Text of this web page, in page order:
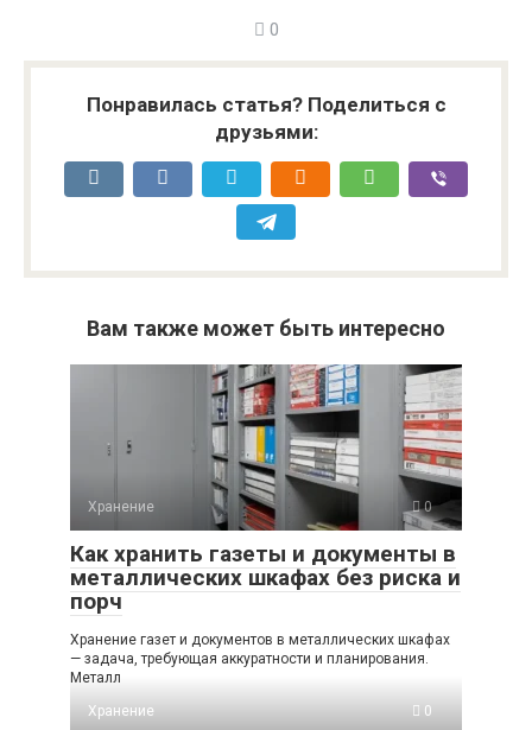
0
Понравилась статья? Поделиться с
друзьями:
Вам также может быть интересно
Хранение 0
Как хранить газеты и документы в
металлических шкафах без риска и
порч
Хранение газет и документов в металлических шкафах
— задача, требующая аккуратности и планирования.
Металл
Хранение
0